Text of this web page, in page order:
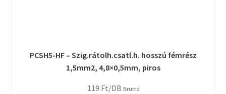
PCSH5-HF – Szig.rátolh.csatl.h. hosszú fémrész
1,5mm2, 4,8×0,5mm, piros
119 Ft/DB Bruttó